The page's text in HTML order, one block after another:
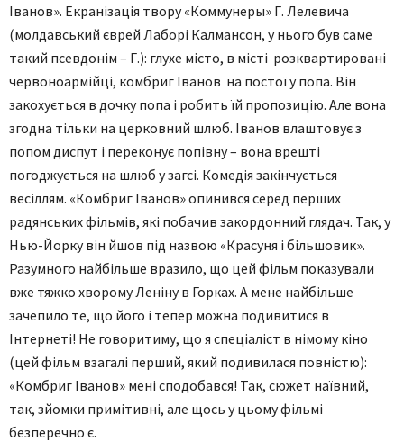
Іванов». Екранізація твору «Коммунеры» Г. Лелевича
(молдавський єврей Лаборі Калмансон, у нього був саме
такий псевдонім – Г.): глухе місто, в місті розквартировані
червоноармійці, комбриг Іванов на постої у попа. Він
закохується в дочку попа і робить їй пропозицію. Але вона
згодна тільки на церковний шлюб. Іванов влаштовує з
попом диспут і переконує попівну – вона врешті
погоджується на шлюб у загсі. Комедія закінчується
весіллям. «Комбриг Іванов» опинився серед перших
радянських фільмів, які побачив закордонний глядач. Так, у
Нью-Йорку він йшов під назвою «Красуня і більшовик».
Разумного найбільше вразило, що цей фільм показували
вже тяжко хворому Леніну в Горках. А мене найбільше
зачепило те, що його і тепер можна подивитися в
Інтернеті! Не говоритиму, що я спеціаліст в німому кіно
(цей фільм взагалі перший, який подивилася повністю):
«Комбриг Іванов» мені сподобався! Так, сюжет наївний,
так, зйомки примітивні, але щось у цьому фільмі
безперечно є.